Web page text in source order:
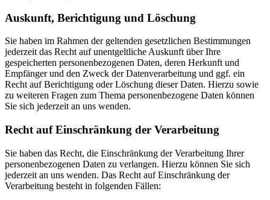
Auskunft, Berichtigung und Löschung
Sie haben im Rahmen der geltenden gesetzlichen Bestimmungen
jederzeit das Recht auf unentgeltliche Auskunft über Ihre
gespeicherten personenbezogenen Daten, deren Herkunft und
Empfänger und den Zweck der Datenverarbeitung und ggf. ein
Recht auf Berichtigung oder Löschung dieser Daten. Hierzu sowie
zu weiteren Fragen zum Thema personenbezogene Daten können
Sie sich jederzeit an uns wenden.
Recht auf Einschränkung der Verarbeitung
Sie haben das Recht, die Einschränkung der Verarbeitung Ihrer
personenbezogenen Daten zu verlangen. Hierzu können Sie sich
jederzeit an uns wenden. Das Recht auf Einschränkung der
Verarbeitung besteht in folgenden Fällen: